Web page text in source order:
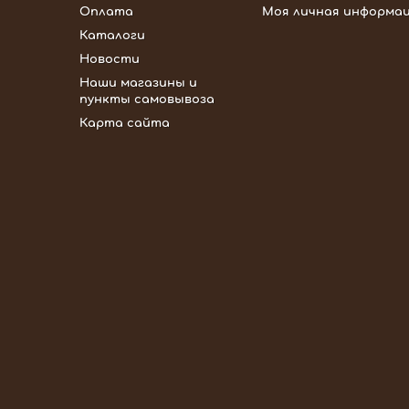
Оплата
Каталоги
Новости
Наши магазины и
пункты самовывоза
Карта сайта
Моя личная